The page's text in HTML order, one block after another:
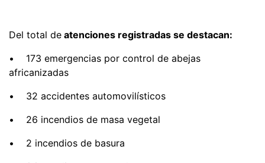
Del total de atenciones registradas se destacan:
• 173 emergencias por control de abejas
africanizadas
• 32 accidentes automovilísticos
• 26 incendios de masa vegetal
• 2 incendios de basura